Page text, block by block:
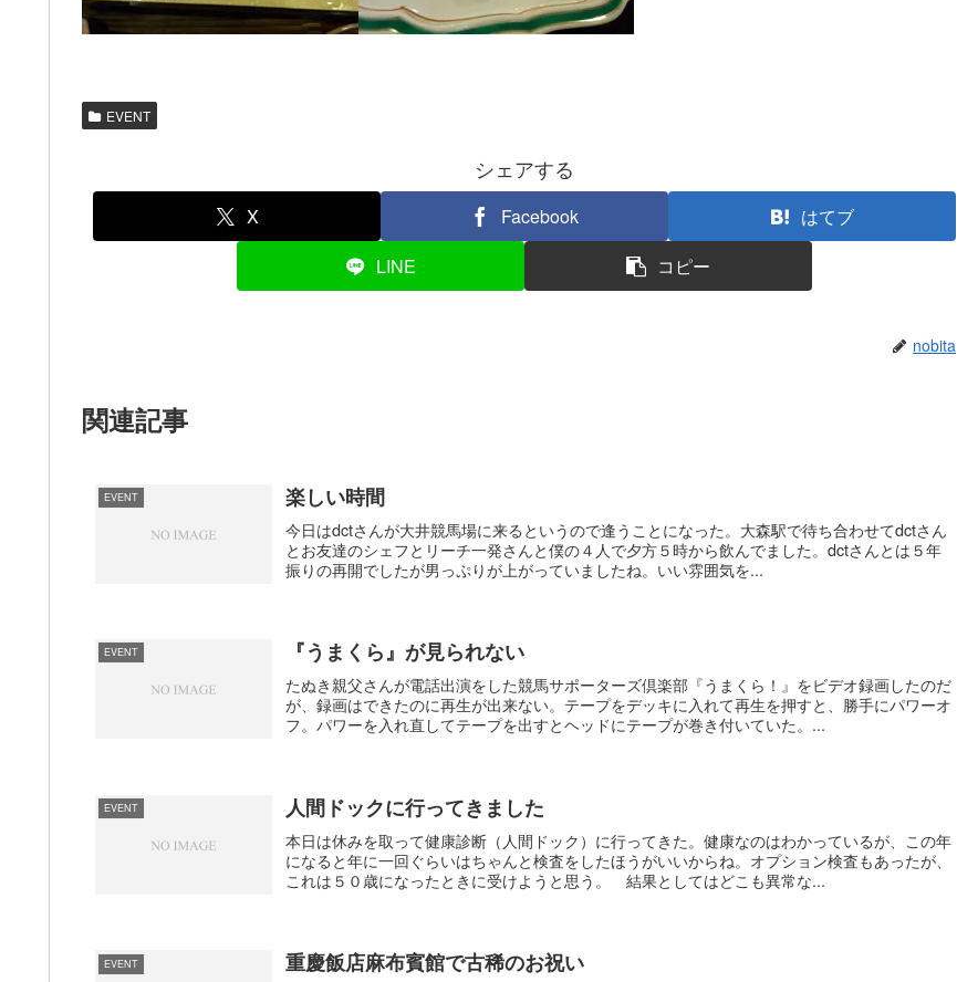
EVENT
シェアする
X Facebook
はてブ
LINE
コピー
nobita
関連記事
EVENT 楽しい時間
今日はdctさんが大井競馬場に来るというので逢うことになった。大森駅で待ち合わせてdctさん
とお友達のシェフとリーチ一発さんと僕の４人で夕方５時から飲んでました。dctさんとは５年
振りの再開でしたが男っぷりが上がっていましたね。いい雰囲気を...
EVENT 『うまくら』が見られない
たぬき親父さんが電話出演をした競馬サポーターズ倶楽部『うまくら！』をビデオ録画したのだ
が、録画はできたのに再生が出来ない。テープをデッキに入れて再生を押すと、勝手にパワーオ
フ。パワーを入れ直してテープを出すとヘッドにテープが巻き付いていた。...
EVENT 人間ドックに行ってきました
本日は休みを取って健康診断（人間ドック）に行ってきた。健康なのはわかっているが、この年
になると年に一回ぐらいはちゃんと検査をしたほうがいいからね。オプション検査もあったが、
これは５０歳になったときに受けようと思う。 結果としてはどこも異常な...
EVENT 重慶飯店麻布賓館で古稀のお祝い